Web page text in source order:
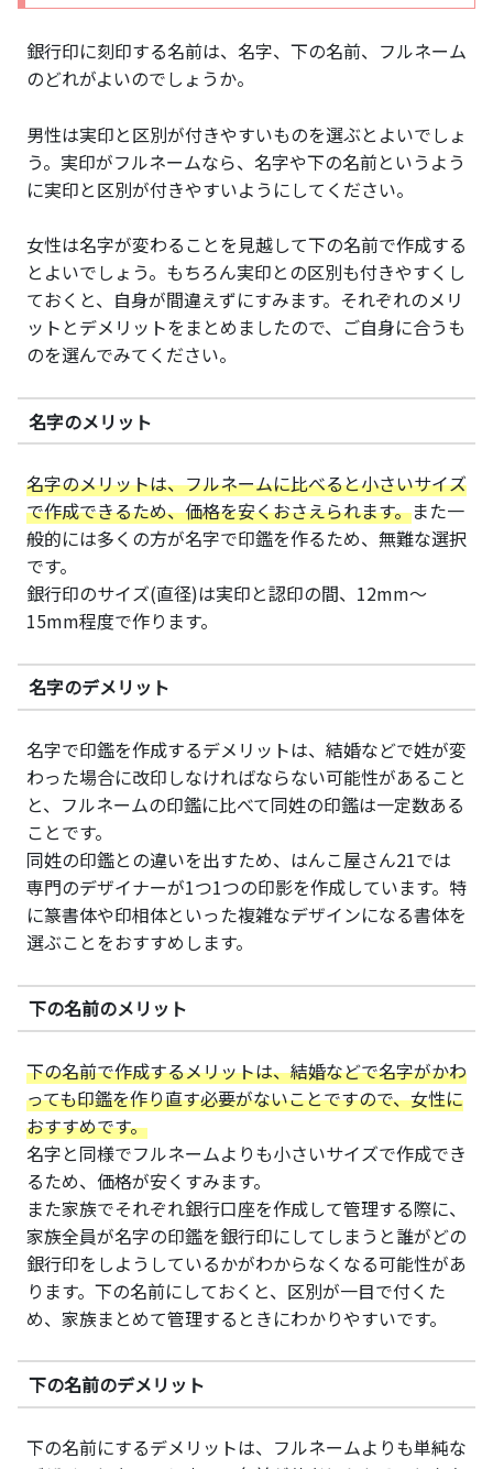
銀行印に刻印する名前は、名字、下の名前、フルネーム
のどれがよいのでしょうか。
男性は実印と区別が付きやすいものを選ぶとよいでしょ
う。実印がフルネームなら、名字や下の名前というよう
に実印と区別が付きやすいようにしてください。
女性は名字が変わることを見越して下の名前で作成する
とよいでしょう。もちろん実印との区別も付きやすくし
ておくと、自身が間違えずにすみます。それぞれのメリ
ットとデメリットをまとめましたので、ご自身に合うも
のを選んでみてください。
名字のメリット
名字のメリットは、フルネームに比べると小さいサイズ
で作成できるため、価格を安くおさえられます。また一
般的には多くの方が名字で印鑑を作るため、無難な選択
です。
銀行印のサイズ(直径)は実印と認印の間、12mm～
15mm程度で作ります。
名字のデメリット
名字で印鑑を作成するデメリットは、結婚などで姓が変
わった場合に改印しなければならない可能性があること
と、フルネームの印鑑に比べて同姓の印鑑は一定数ある
ことです。
同姓の印鑑との違いを出すため、はんこ屋さん21では
専門のデザイナーが1つ1つの印影を作成しています。特
に篆書体や印相体といった複雑なデザインになる書体を
選ぶことをおすすめします。
下の名前のメリット
下の名前で作成するメリットは、結婚などで名字がかわ
っても印鑑を作り直す必要がないことですので、女性に
おすすめです。
名字と同様でフルネームよりも小さいサイズで作成でき
るため、価格が安くすみます。
また家族でそれぞれ銀行口座を作成して管理する際に、
家族全員が名字の印鑑を銀行印にしてしまうと誰がどの
銀行印をしようしているかがわからなくなる可能性があ
ります。下の名前にしておくと、区別が一目で付くた
め、家族まとめて管理するときにわかりやすいです。
下の名前のデメリット
下の名前にするデメリットは、フルネームよりも単純な